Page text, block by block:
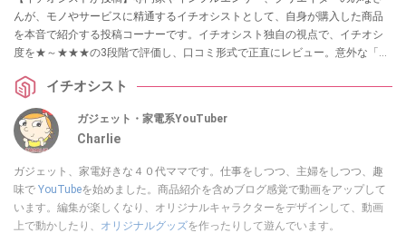
んが、モノやサービスに精通するイチオシストとして、自身が購入した商品
を本音で紹介する投稿コーナーです。イチオシスト独自の視点で、イチオシ
度を★～★★★の3段階で評価し、口コミ形式で正直にレビュー。意外な「買
イチオシスト
ガジェット・家電系YouTuber
Charlie
ガジェット、家電好きな４０代ママです。仕事をしつつ、主婦をしつつ、趣
味で YouTubeを始めました。商品紹介を含めブログ感覚で動画をアップして
います。編集が楽しくなり、オリジナルキャラクターをデザインして、動画
上で動かしたり、 オリジナルグッズを作ったりして遊んでいます。